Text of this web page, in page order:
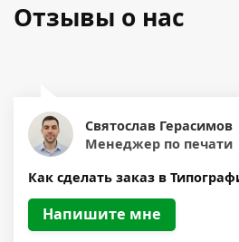
Отзывы о нас
Святослав Герасимов
Менеджер по печати
Напишите мне
Как сделать заказ в